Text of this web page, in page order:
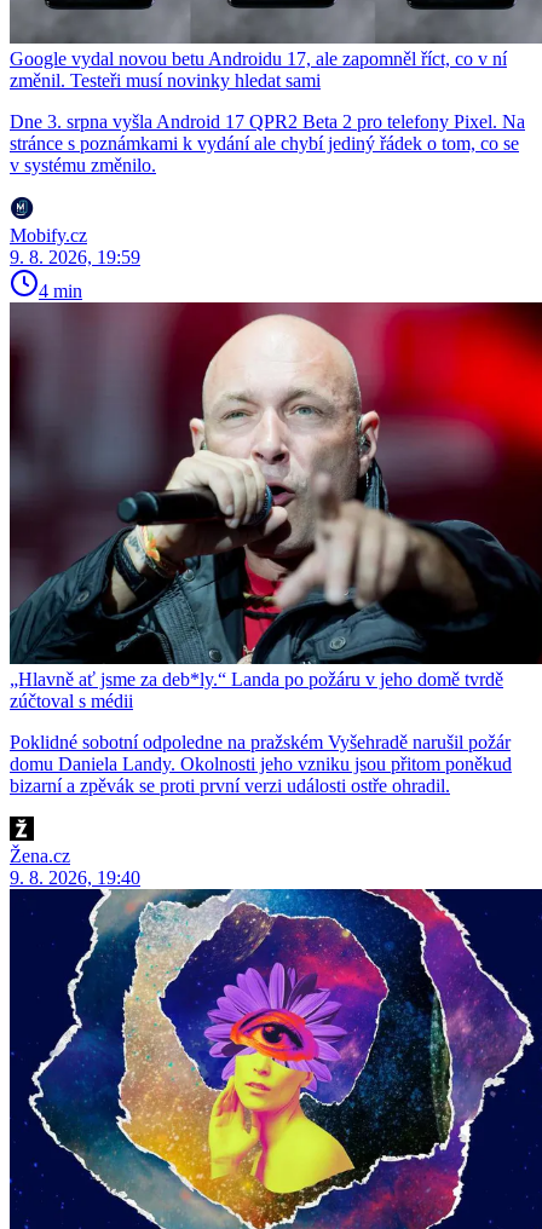
Google vydal novou betu Androidu 17, ale zapomněl říct, co v ní
změnil. Testeři musí novinky hledat sami
Dne 3. srpna vyšla Android 17 QPR2 Beta 2 pro telefony Pixel. Na
stránce s poznámkami k vydání ale chybí jediný řádek o tom, co se
v systému změnilo.
Mobify.cz
9. 8. 2026, 19:59
4 min
„Hlavně ať jsme za deb*ly.“ Landa po požáru v jeho domě tvrdě
zúčtoval s médii
Poklidné sobotní odpoledne na pražském Vyšehradě narušil požár
domu Daniela Landy. Okolnosti jeho vzniku jsou přitom poněkud
bizarní a zpěvák se proti první verzi události ostře ohradil.
Žena.cz
9. 8. 2026, 19:40